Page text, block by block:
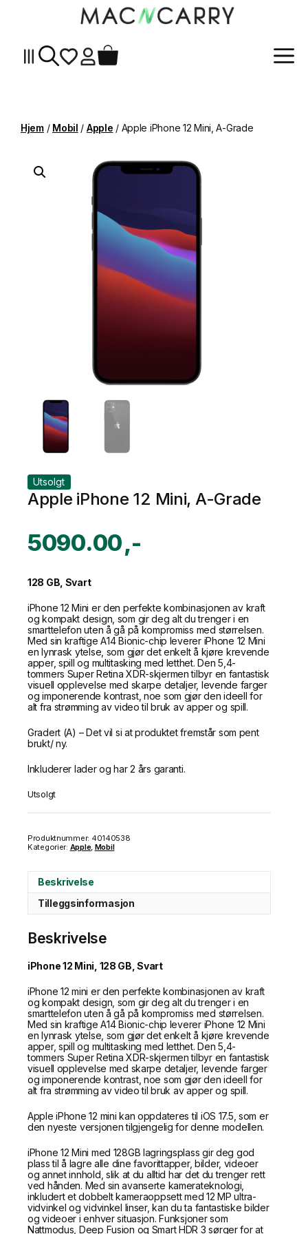
Hjem/ Mobil / Apple / Apple iPhone 12 Mini, A-Grade
Utsolgt
Apple iPhone 12 Mini, A-Grade
5090.00
128 GB, Svart
iPhone 12 Mini er den perfekte kombinasjonen av kraft
og kompakt design, som gir deg alt du trenger i en
smarttelefon uten å gå på kompromiss med størrelsen.
Med sin kraftige A14 Bionic-chip leverer iPhone 12 Mini
en lynrask ytelse, som gjør det enkelt å kjøre krevende
apper, spill og multitasking med letthet. Den 5,4-
tommers Super Retina XDR-skjermen tilbyr en fantastisk
visuell opplevelse med skarpe detaljer, levende farger
og imponerende kontrast, noe som gjør den ideell for
alt fra strømming av video til bruk av apper og spill.
Gradert (A) – Det vil si at produktet fremstår som pent
brukt/ ny.
Inkluderer lader og har 2 års garanti.
Utsolgt
Produktnummer: 40140538
Kategorier: Apple, Mobil
Beskrivelse
Tilleggsinformasjon
Beskrivelse
iPhone 12 Mini, 128 GB, Svart
iPhone 12 mini er den perfekte kombinasjonen av kraft
og kompakt design, som gir deg alt du trenger i en
smarttelefon uten å gå på kompromiss med størrelsen.
Med sin kraftige A14 Bionic-chip leverer iPhone 12 Mini
en lynrask ytelse, som gjør det enkelt å kjøre krevende
apper, spill og multitasking med letthet. Den 5,4-
tommers Super Retina XDR-skjermen tilbyr en fantastisk
visuell opplevelse med skarpe detaljer, levende farger
og imponerende kontrast, noe som gjør den ideell for
alt fra strømming av video til bruk av apper og spill.
Apple iPhone 12 mini kan oppdateres til iOS 17.5, som er
den nyeste versjonen tilgjengelig for denne modellen.
iPhone 12 Mini med 128GB lagringsplass gir deg god
plass til å lagre alle dine favorittapper, bilder, videoer
og annet innhold, slik at du alltid har det du trenger rett
ved hånden. Med sin avanserte kamerateknologi,
inkludert et dobbelt kameraoppsett med 12 MP ultra-
vidvinkel og vidvinkel linser, kan du ta fantastiske bilder
og videoer i enhver situasjon. Funksjoner som
Nattmodus, Deep Fusion og Smart HDR 3 sørger for at